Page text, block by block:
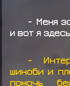
- Меня
и вот я
-
шиноби и
помочь